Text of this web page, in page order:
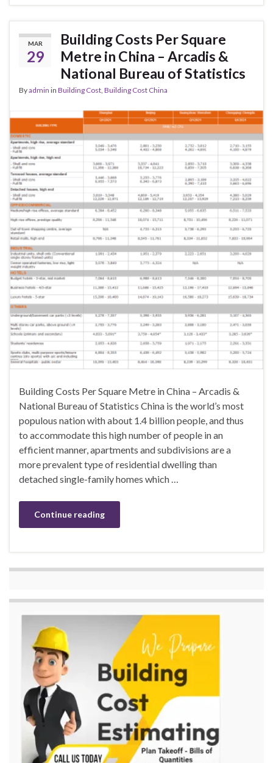
MAR
29
Building Costs Per Square
Metre in China – Arcadis &
National Bureau of Statistics
Byadmin in Building Cost Building Cost China
Building Costs Per Square Metre in China – Arcadis &
National Bureau of Statistics China is the world’s most
populous nation with about 1.4 billion people, and thus
to accommodate this high number of people in an
efficient manner, apartments and subdivisions are a
more prevalent type of residential dwelling than
detached single-family homes which …
Continue reading